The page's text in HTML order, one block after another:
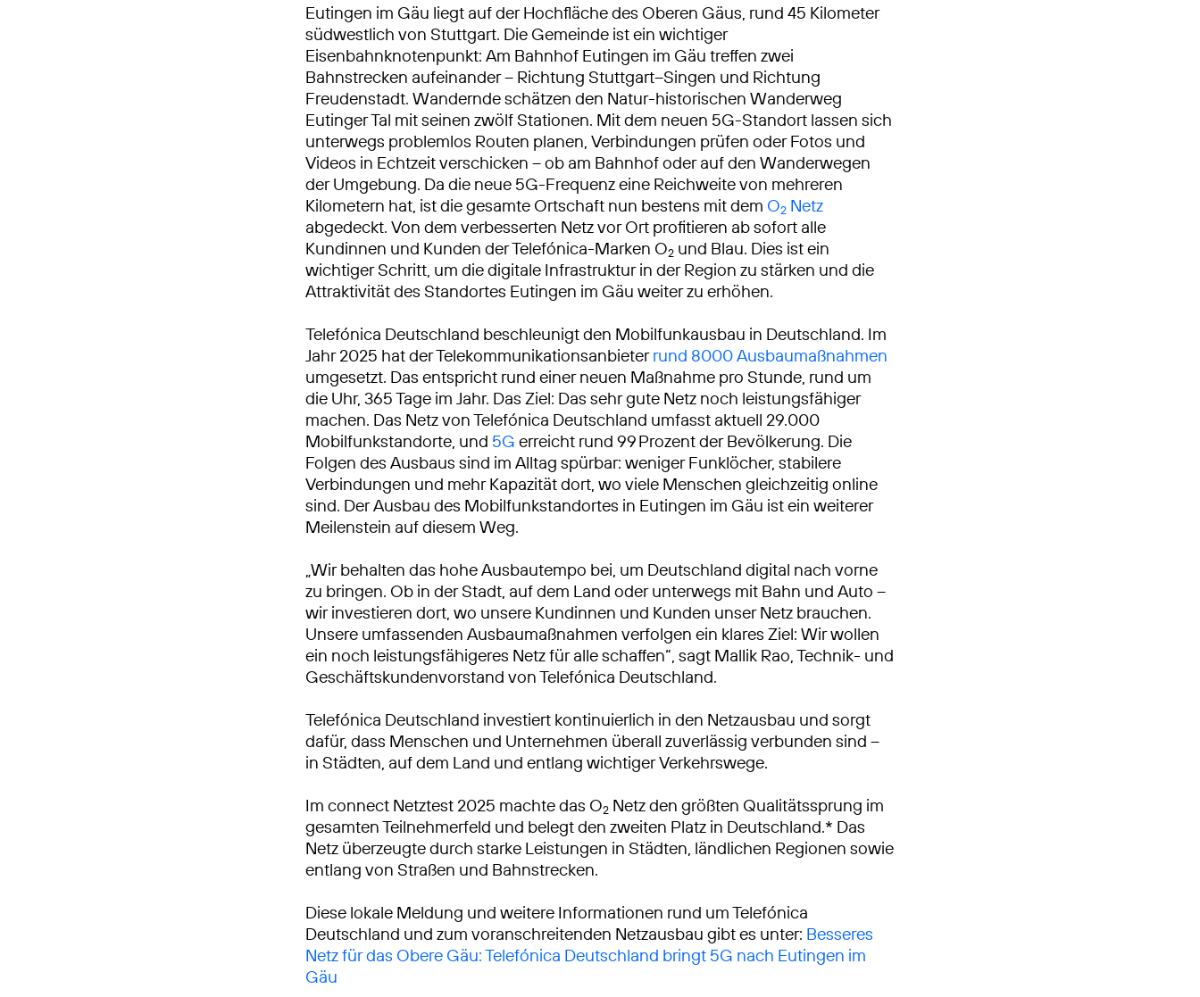
Eutingen im Gäu liegt auf der Hochfläche des Oberen Gäus, rund 45 Kilometer
südwestlich von Stuttgart. Die Gemeinde ist ein wichtiger
Eisenbahnknotenpunkt: Am Bahnhof Eutingen im Gäu treffen zwei
Bahnstrecken aufeinander – Richtung Stuttgart–Singen und Richtung
Freudenstadt. Wandernde schätzen den Natur-historischen Wanderweg
Eutinger Tal mit seinen zwölf Stationen. Mit dem neuen 5G-Standort lassen sich
unterwegs problemlos Routen planen, Verbindungen prüfen oder Fotos und
Videos in Echtzeit verschicken – ob am Bahnhof oder auf den Wanderwegen
der Umgebung. Da die neue 5G-Frequenz eine Reichweite von mehreren
Kilometern hat, ist die gesamte Ortschaft nun bestens mit dem O2 Netz
abgedeckt. Von dem verbesserten Netz vor Ort profitieren ab sofort alle
Kundinnen und Kunden der Telefónica-Marken O2 und Blau. Dies ist ein
wichtiger Schritt, um die digitale Infrastruktur in der Region zu stärken und die
Attraktivität des Standortes Eutingen im Gäu weiter zu erhöhen.
Telefónica Deutschland beschleunigt den Mobilfunkausbau in Deutschland. Im
Jahr 2025 hat der Telekommunikationsanbieterrund 8000 Ausbaumaßnahmen
umgesetzt. Das entspricht rund einer neuen Maßnahme pro Stunde, rund um
die Uhr, 365 Tage im Jahr. Das Ziel: Das sehr gute Netz noch leistungsfähiger
machen. Das Netz von Telefónica Deutschland umfasst aktuell 29.000
Mobilfunkstandorte, und 5G erreicht rund 99 Prozent der Bevölkerung. Die
Folgen des Ausbaus sind im Alltag spürbar: weniger Funklöcher, stabilere
Verbindungen und mehr Kapazität dort, wo viele Menschen gleichzeitig online
sind. Der Ausbau des Mobilfunkstandortes in Eutingen im Gäu ist ein weiterer
Meilenstein auf diesem Weg.
„Wir behalten das hohe Ausbautempo bei, um Deutschland digital nach vorne
zu bringen. Ob in der Stadt, auf dem Land oder unterwegs mit Bahn und Auto –
wir investieren dort, wo unsere Kundinnen und Kunden unser Netz brauchen.
Unsere umfassenden Ausbaumaßnahmen verfolgen ein klares Ziel: Wir wollen
ein noch leistungsfähigeres Netz für alle schaffen“, sagt Mallik Rao, Technik- und
Geschäftskundenvorstand von Telefónica Deutschland.
Telefónica Deutschland investiert kontinuierlich in den Netzausbau und sorgt
dafür, dass Menschen und Unternehmen überall zuverlässig verbunden sind –
in Städten, auf dem Land und entlang wichtiger Verkehrswege.
Im connect Netztest 2025 machte das O2 Netz den größten Qualitätssprung im
gesamten Teilnehmerfeld und belegt den zweiten Platz in Deutschland.* Das
Netz überzeugte durch starke Leistungen in Städten, ländlichen Regionen sowie
entlang von Straßen und Bahnstrecken.
Diese lokale Meldung und weitere Informationen rund um Telefónica
Deutschland und zum voranschreitenden Netzausbau gibt es unter: Besseres
Netz für das Obere Gäu: Telefónica Deutschland bringt 5G nach Eutingen im
Gäu